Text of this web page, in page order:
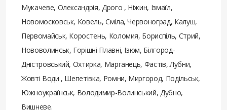
Мукачеве, Олександрія, Дрого , Ніжин, Ізмаїл,
Новомосковськ, Ковель, Сміла, Червоноград, Калуш,
Первомайськ, Коростень, Коломия, Бориспіль, Стрий,
Нововолинськ, Горішні Плавні, Ізюм, Білгород-
Дністровський, Охтирка, Марганець, Фастів, Лубни,
Жовті Води , Шепетівка, Ромни, Миргород, Подільськ,
Южноукраїнськ, Володимир-Волинський, Дубно,
Вишневе.